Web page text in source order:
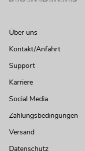
Über uns
Kontakt/Anfahrt
Support
Karriere
Social Media
Zahlungsbedingungen
Versand
Datenschutz